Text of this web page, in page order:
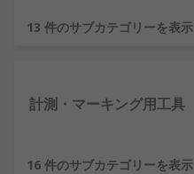
13 件のサブカテゴリーを表示
計測・マーキング用工具
16 件のサブカテゴリーを表示